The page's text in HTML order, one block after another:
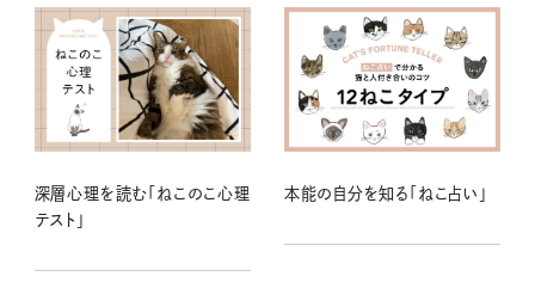
深層心理を読む「ねこのこ心理
テスト」
本能の自分を知る「ねこ占い」